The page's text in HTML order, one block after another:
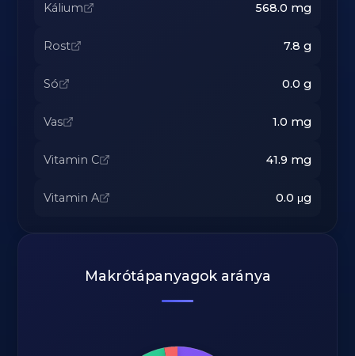
Kálium 568.0 mg
Rost 7.8 g
Só 0.0 g
Vas 1.0 mg
Vitamin C 41.9 mg
Vitamin A 0.0 μg
Makrótápanyagok aránya